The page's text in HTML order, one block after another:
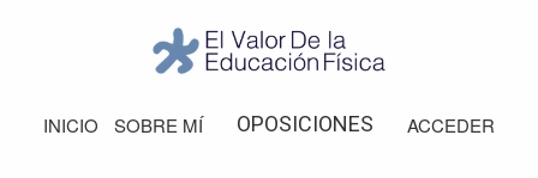
navegación
principal
barra
Valor
de
INICIO SOBRE MÍ OPOSICIONES ACCEDER